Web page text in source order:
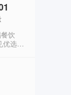
饮
优选商